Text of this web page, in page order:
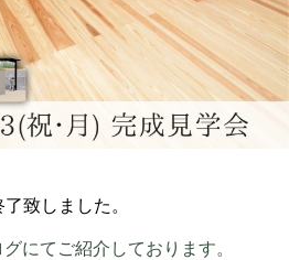
致しました。
にてご紹介しております。